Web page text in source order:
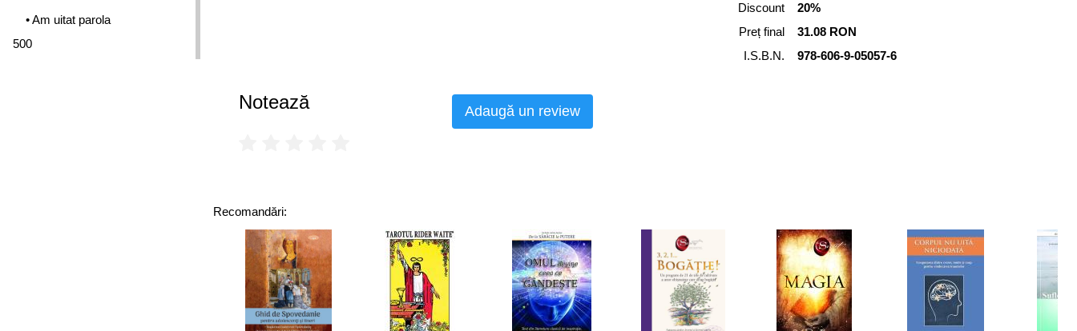
• Am uitat parola
500
Discount
20%
Preț final
31.08 RON
I.S.B.N.
978-606-9-05057-6
Notează Adaugă un review
Recomandări: